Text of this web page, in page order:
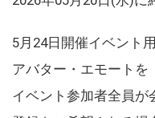
5月24日開催イベント
アバター・エモートを
イベント参加者全員が